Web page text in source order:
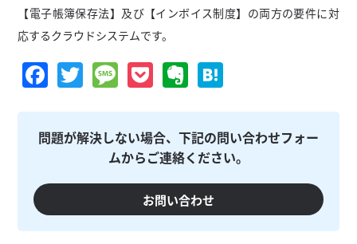
【電子帳簿保存法】及び【インボイス制度】の両方の要件に対
応するクラウドシステムです。
Facebook
Twitter
Message
PocketEvernote
問題が解決しない場合、下記の問い合わせフォー
ムからご連絡ください。
お問い合わせ